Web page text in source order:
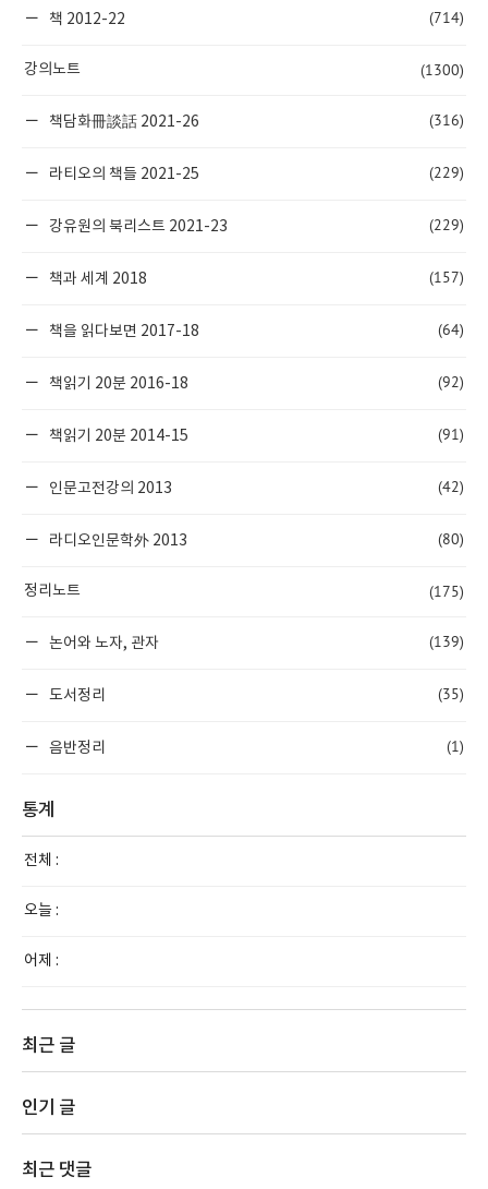
책 2012-22 (714)
강의노트 (1300)
책담화冊談話 2021-26 (316)
라티오의 책들 2021-25 (229)
강유원의 북리스트 2021-23 (229)
책과 세계 2018 (157)
책을 읽다보면 2017-18 (64)
책읽기 20분 2016-18 (92)
책읽기 20분 2014-15 (91)
인문고전강의 2013 (42)
라디오인문학外 2013 (80)
정리노트 (175)
논어와 노자, 관자 (139)
도서정리 (35)
음반정리 (1)
통계
전체 :
오늘 :
어제 :
최근 글
인기 글
최근 댓글